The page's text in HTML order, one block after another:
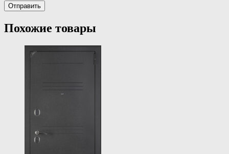
Похожие товары